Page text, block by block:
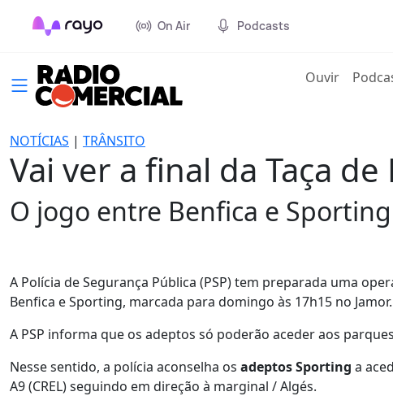
On Air Podcasts
Ouvir(current)
NOTÍCIAS | TRÂNSITO
Vai ver a final da Taça
O jogo entre Benfica e
A Polícia de Segurança Pública (PSP) tem preparada uma
Benfica e Sporting, marcada para domingo às 17h15 no Jamor.
A PSP informa que os adeptos só poderão aceder aos
Nesse sentido, a polícia aconselha os adeptos Sporting a
A9 (CREL) seguindo em direção à marginal / Algés.